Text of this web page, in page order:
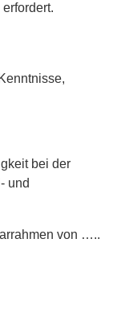
bei der
und
von …..